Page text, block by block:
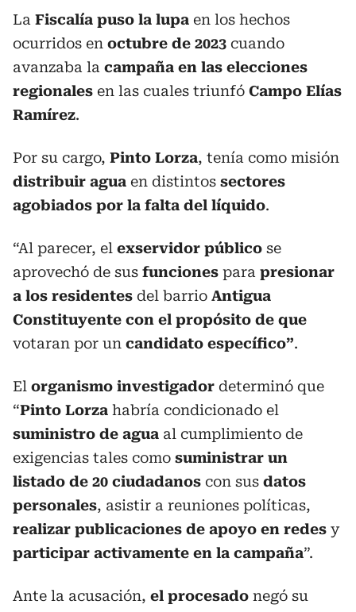
La Fiscalía puso la lupa en los hechos
ocurridos en octubre de 2023 cuando
avanzaba la campaña en las elecciones
regionales en las cuales triunfó Campo Elías
Ramírez.
Por su cargo, Pinto Lorza, tenía como misión
distribuir agua en distintos sectores
agobiados por la falta del líquido.
“Al parecer, el exservidor público se
aprovechó de sus funciones para presionar
a los residentes del barrio Antigua
Constituyente con el propósito de que
votaran por un candidato específico”.
El organismo investigador determinó que
“Pinto Lorza habría condicionado el
suministro de agua al cumplimiento de
exigencias tales como suministrar un
listado de 20 ciudadanos con sus datos
personales, asistir a reuniones políticas,
realizar publicaciones de apoyo en redes y
participar activamente en la campaña”.
Ante la acusación, el procesado negó su